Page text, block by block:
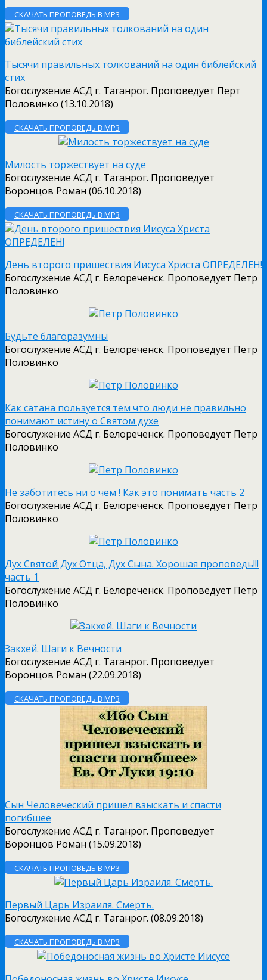
СКАЧАТЬ ПРОПОВЕДЬ В MP3
Тысячи правильных толкований на один библейский
стих
Богослужение АСД г. Таганрог. Проповедует Перт
Половинко (13.10.2018)
СКАЧАТЬ ПРОПОВЕДЬ В MP3
Милость торжествует на суде
Богослужение АСД г. Таганрог. Проповедует
Воронцов Роман (06.10.2018)
СКАЧАТЬ ПРОПОВЕДЬ В MP3
День второго пришествия Иисуса Христа ОПРЕДЕЛЕН!
Богослужение АСД г. Белореченск. Проповедует Петр
Половинко
Будьте благоразумны
Богослужение АСД г. Белореченск. Проповедует Петр
Половинко
Как сатана пользуется тем что люди не правильно
понимают истину о Святом духе
Богослужение АСД г. Белореченск. Проповедует Петр
Половинко
Не заботитесь ни о чём ! Как это понимать часть 2
Богослужение АСД г. Белореченск. Проповедует Петр
Половинко
Дух Святой Дух Отца, Дух Сына. Хорошая проповедь!!!
часть 1
Богослужение АСД г. Белореченск. Проповедует Петр
Половинко
Закхей. Шаги к Вечности
Богослужение АСД г. Таганрог. Проповедует
Воронцов Роман (22.09.2018)
СКАЧАТЬ ПРОПОВЕДЬ В MP3
Сын Человеческий пришел взыскать и спасти
погибшее
Богослужение АСД г. Таганрог. Проповедует
Воронцов Роман (15.09.2018)
СКАЧАТЬ ПРОПОВЕДЬ В MP3
Первый Царь Израиля. Смерть.
Богослужение АСД г. Таганрог. (08.09.2018)
СКАЧАТЬ ПРОПОВЕДЬ В MP3